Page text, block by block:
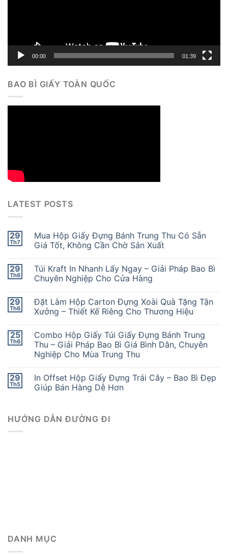
00:00 01:39
BAO BÌ GIẤY TOÀN QUỐC
LATEST POSTS
29
Th7
Mua Hộp Giấy Đựng Bánh Trung Thu Có Sẵn
Giá Tốt, Không Cần Chờ Sản Xuất
29
Th6
Túi Kraft In Nhanh Lấy Ngay – Giải Pháp Bao Bì
Chuyên Nghiệp Cho Cửa Hàng
29
Th6
Đặt Làm Hộp Carton Đựng Xoài Quà Tặng Tận
Xưởng – Thiết Kế Riêng Cho Thương Hiệu
25
Th6
Combo Hộp Giấy Túi Giấy Đựng Bánh Trung
Thu – Giải Pháp Bao Bì Giá Bình Dân, Chuyên
Nghiệp Cho Mùa Trung Thu
29
Th5
In Offset Hộp Giấy Đựng Trái Cây – Bao Bì Đẹp
Giúp Bán Hàng Dễ Hơn
HƯỚNG DẪN ĐƯỜNG ĐI
DANH MỤC